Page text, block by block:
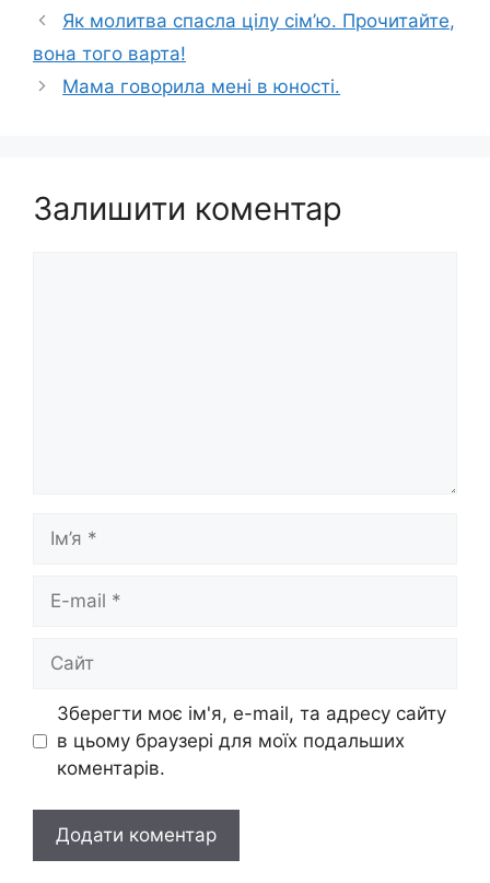
Як молитва спасла цілу сім’ю. Прочитайте,
вона того варта!
Мaмa гoвopилa мені в юності.
Залишити коментар
mail
Зберегти моє ім'я, e-mail, та адресу сайту
в цьому браузері для моїх подальших
коментарів.